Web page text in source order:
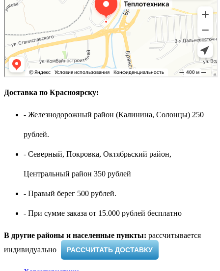
Доставка по Красноярску:
- Железнодорожный район (Калинина, Солонцы) 250
рублей.
- Северный, Покровка, Октябрьский район,
Центральный район 350 рублей
- Правый берег 500 рублей.
- При сумме заказа от 15.000 рублей бесплатно
В другие районы и населенные пункты: рассчитывается
индивидуально ​
РАССЧИТАТЬ ДОСТАВКУ